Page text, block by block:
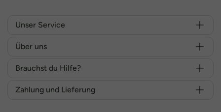
Unser Service
Über uns
Brauchst du Hilfe?
Zahlung und Lieferung